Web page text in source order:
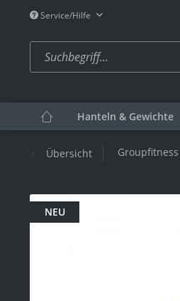
Service/Hilfe
Hanteln & Gewichte
Übersicht Groupfitness
NEU